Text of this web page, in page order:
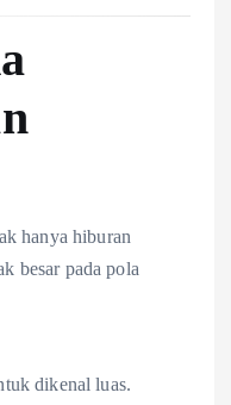
hanya hiburan
besar pada pola
dikenal luas.